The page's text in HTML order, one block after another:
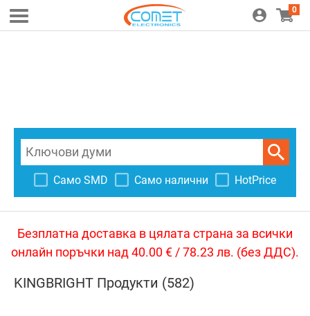
0
Само SMD Само налични HotPrice
Безплатна доставка в цялата страна за всички
онлайн поръчки над 40.00 € / 78.23 лв. (без ДДС).
KINGBRIGHT Продукти (582)